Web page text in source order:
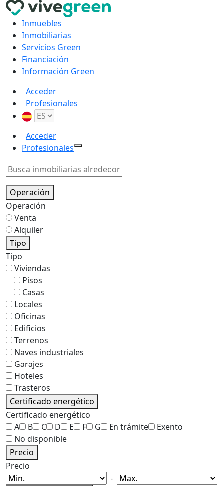
Inmuebles
Inmobiliarias
Servicios Green
Financiación
Información Green
Acceder
Profesionales
Acceder
Profesionales
Operación
Operación
Venta
Alquiler
Tipo
Tipo
Viviendas
Pisos
Casas
Locales
Oficinas
Edificios
Terrenos
Naves industriales
Garajes
Hoteles
Trasteros
Certificado energético
Certificado energético
A
B C D E F G En trámite
Exento
No disponible
Precio
Precio
-